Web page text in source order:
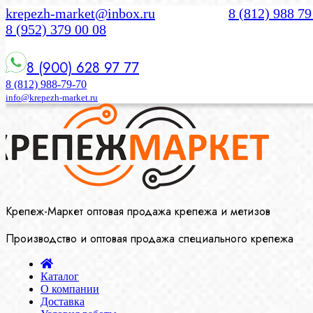
krepezh-market@inbox.ru
8 (812) 988
8 (952) 379 00 08
8 (900) 628 97 77
8 (812) 988-79-70
info@krepezh-market.ru
Крепеж-Маркет оптовая продажа крепежа и метизов
Производство и оптовая продажа специального крепежа
Каталог
О компании
Доставка